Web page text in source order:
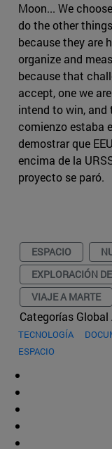
Moon... We
do the other
because they are
organize and
because that
accept, one we
intend to win, and
comienzo estaba
demostrar que
encima de la
proyecto se paró.
ESPACIO
EXPLORACIÓN
VIAJE A MARTE
Categorías
TECNOLOGÍA
ESPACIO